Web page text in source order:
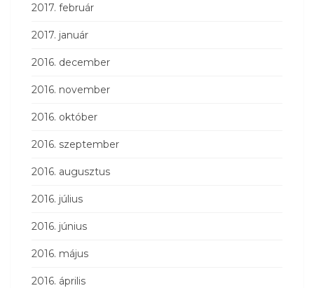
2017. február
2017. január
2016. december
2016. november
2016. október
2016. szeptember
2016. augusztus
2016. július
2016. június
2016. május
2016. április